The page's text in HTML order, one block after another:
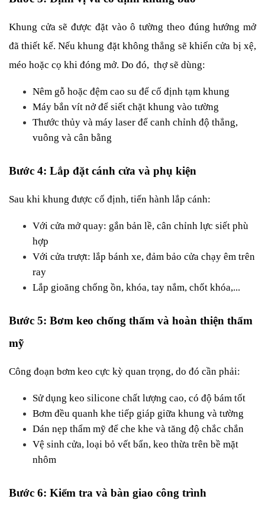
Khung cửa sẽ được đặt vào ô tường theo đúng hướng mở
đã thiết kế. Nếu khung đặt không thẳng sẽ khiến cửa bị xệ,
méo hoặc cọ khi đóng mở. Do đó,  thợ sẽ dùng:
Nêm gỗ hoặc đệm cao su để cố định tạm khung
Máy bắn vít nở để siết chặt khung vào tường
Thước thủy và máy laser để canh chỉnh độ thẳng,
vuông và cân bằng
Bước 4: Lắp đặt cánh cửa và phụ kiện
Sau khi khung được cố định, tiến hành lắp cánh:
Với cửa mở quay: gắn bản lề, cân chỉnh lực siết phù
hợp
Với cửa trượt: lắp bánh xe, đảm bảo cửa chạy êm trên
ray
Lắp gioăng chống ồn, khóa, tay nắm, chốt khóa,...
Bước 5: Bơm keo chống thấm và hoàn thiện thẩm
mỹ
Công đoạn bơm keo cực kỳ quan trọng, do đó cần phải:
Sử dụng keo silicone chất lượng cao, có độ bám tốt
Bơm đều quanh khe tiếp giáp giữa khung và tường
Dán nẹp thẩm mỹ để che khe và tăng độ chắc chắn
Vệ sinh cửa, loại bỏ vết bẩn, keo thừa trên bề mặt
nhôm
Bước 6: Kiểm tra và bàn giao công trình